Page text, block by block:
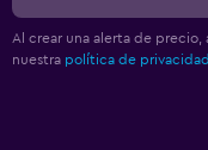
Actividades
Al crear una alerta de precio,
nuestra política de privacidad.